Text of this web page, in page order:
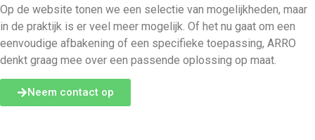
Op de website tonen we een selectie van mogelijkheden, maar
in de praktijk is er veel meer mogelijk. Of het nu gaat om een
eenvoudige afbakening of een specifieke toepassing, ARRO
denkt graag mee over een passende oplossing op maat.
Neem contact op